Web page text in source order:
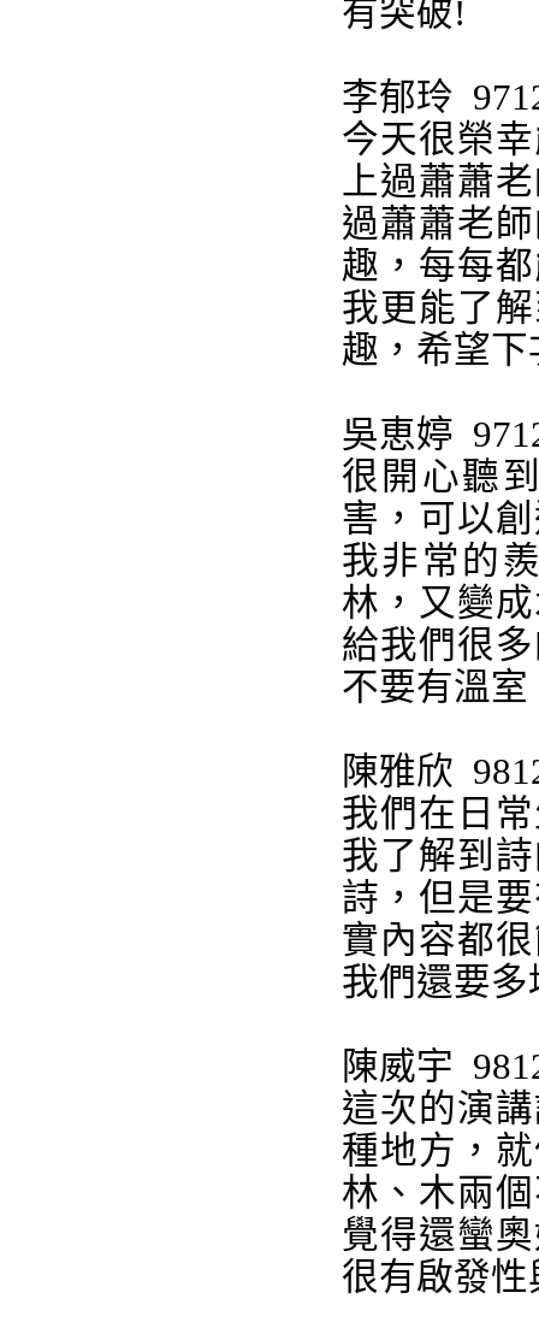
有突破!
李郁玲
今天很榮
上過蕭蕭
過蕭蕭老
趣，每每
我更能了
趣，希望
吳恵婷
很開心聽
害，可以
我非常的
林，又變
給我們很
不要有溫
陳雅欣
我們在日
我了解到
詩，但是
實內容都
我們還要
陳威宇
這次的演
種地方，
林、木兩
覺得還蠻
很有啟發